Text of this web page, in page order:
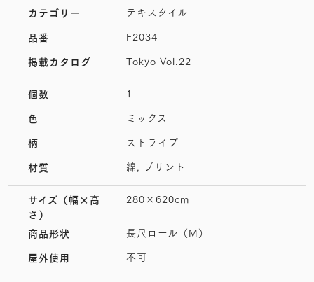
カテゴリー テキスタイル
品番 F2034
掲載カタログ Tokyo Vol.22
個数 1
色 ミックス
柄 ストライプ
材質 綿, プリント
サイズ （幅×高
さ）
280×620cm
商品形状 長尺ロール（M）
屋外使用 不可